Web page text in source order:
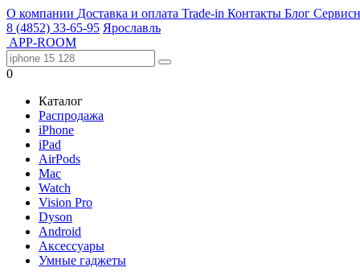
О компании Доставка и оплата Trade-in Контакты Блог
8 (4852) 33-65-95 Ярославль
APP-ROOM
0
Каталог
Распродажа
iPhone
iPad
AirPods
Mac
Watch
Vision Pro
Dyson
Android
Аксессуары
Умные гаджеты